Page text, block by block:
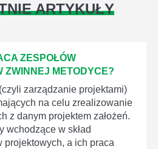
ARTYKUŁY
ZESPOŁÓW
ZWINNEJ METODYCE?
zarządzanie projektami)
na celu zrealizowanie
z danym projektem założeń.
wchodzące w skład
projektowych, a ich praca